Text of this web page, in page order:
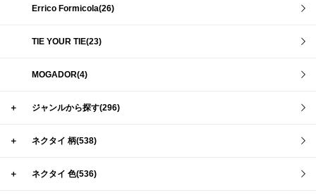
Errico Formicola(26)
TIE YOUR TIE(23)
MOGADOR(4)
＋ ジャンルから探す(296)
＋ ネクタイ 柄(538)
＋ ネクタイ 色(536)